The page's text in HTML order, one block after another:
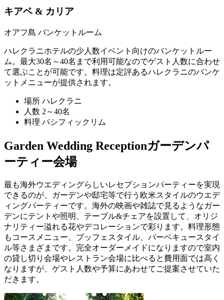
キアベ & カリア
オアフ島 バンケットルーム
ハレクラニホテルの少人数イベント向けのバンケットルー
ム。最大30名～40名まで利用可能なのでゲスト人数に合わせ
て選ぶことが可能です。料理は定評あるハレクラニのバンケ
ットメニューが提供されます。
場所 ハレクラニ
人数 2～40名
料理 パシフィックリム
Garden Wedding Receptionガーデンパ
ーティー会場
最も海外ウエディングらしいレセプションパーティーを実現
できるのが、ガーデンや邸宅等で行う欧米スタイルのウエデ
ィングパーティーです。海外の映画や雑誌で見るようなガー
デンにテントや照明、テーブル&チェアを設置して、オリジ
ナリティー溢れる花やデコレーションで彩ります。料理形態
もコースメニュー、ブッフェスタイル、バーベキュースタイ
ル等さまざまです。完全オーダーメイドになりますので室内
の貸し切り会場やレストラン会場に比べると費用面では高く
なりますが、ゲスト人数や予算にあわせてご提案させていた
だきます。